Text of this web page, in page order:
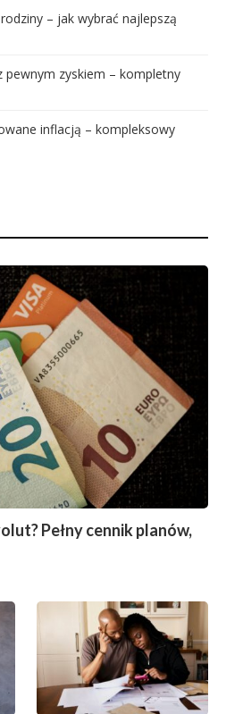
– jak wybrać najlepszą
pewnym zyskiem – kompletny
inflacją – kompleksowy
Pełny cennik planów,